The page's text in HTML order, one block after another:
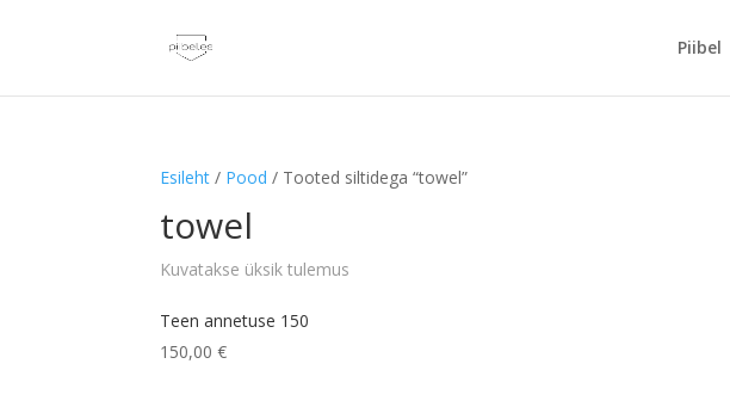
Piibel
Esileht / Pood / Tooted siltidega “towel”
towel
Kuvatakse üksik tulemus
Teen annetuse 150
150,00€